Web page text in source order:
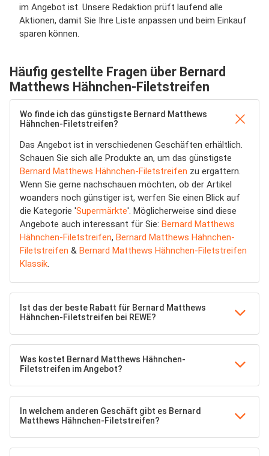
im Angebot ist. Unsere Redaktion prüft laufend alle
Aktionen, damit Sie Ihre Liste anpassen und beim Einkauf
sparen können.
Häufig gestellte Fragen über Bernard
Matthews Hähnchen-Filetstreifen
Wo finde ich das günstigste Bernard Matthews
Hähnchen-Filetstreifen?
Das Angebot ist in verschiedenen Geschäften erhältlich.
Schauen Sie sich alle Produkte an, um das günstigste
Bernard Matthews Hähnchen-Filetstreifen zu ergattern.
Wenn Sie gerne nachschauen möchten, ob der Artikel
woanders noch günstiger ist, werfen Sie einen Blick auf
die Kategorie 'Supermärkte'. Möglicherweise sind diese
Angebote auch interessant für Sie: Bernard Matthews
Hähnchen-Filetstreifen, Bernard Matthews Hähnchen-
Filetstreifen & Bernard Matthews Hähnchen-Filetstreifen
Klassik.
Ist das der beste Rabatt für Bernard Matthews
Hähnchen-Filetstreifen bei REWE?
Was kostet Bernard Matthews Hähnchen-
Filetstreifen im Angebot?
In welchem anderen Geschäft gibt es Bernard
Matthews Hähnchen-Filetstreifen?